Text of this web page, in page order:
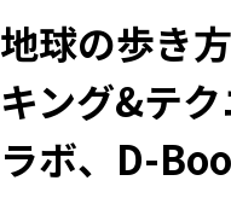
地球の歩き
キング&テ
ラボ、D-